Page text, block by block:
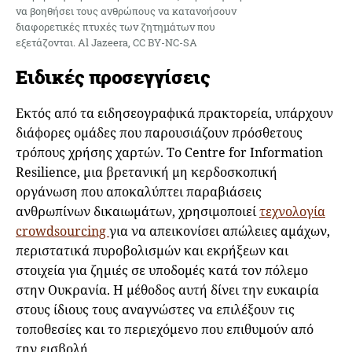
να βοηθήσει τους ανθρώπους να κατανοήσουν
διαφορετικές πτυχές των ζητημάτων που
εξετάζονται. Al Jazeera, CC BY-NC-SA
Ειδικές προσεγγίσεις
Εκτός από τα ειδησεογραφικά πρακτορεία, υπάρχουν
διάφορες ομάδες που παρουσιάζουν πρόσθετους
τρόπους χρήσης χαρτών. Το Centre for Information
Resilience, μια βρετανική μη κερδοσκοπική
οργάνωση που αποκαλύπτει παραβιάσεις
ανθρωπίνων δικαιωμάτων, χρησιμοποιείτεχνολογία
crowdsourcingγια να απεικονίσει απώλειες αμάχων,
περιστατικά πυροβολισμών και εκρήξεων και
στοιχεία για ζημιές σε υποδομές κατά τον πόλεμο
στην Ουκρανία. Η μέθοδος αυτή δίνει την ευκαιρία
στους ίδιους τους αναγνώστες να επιλέξουν τις
τοποθεσίες και το περιεχόμενο που επιθυμούν από